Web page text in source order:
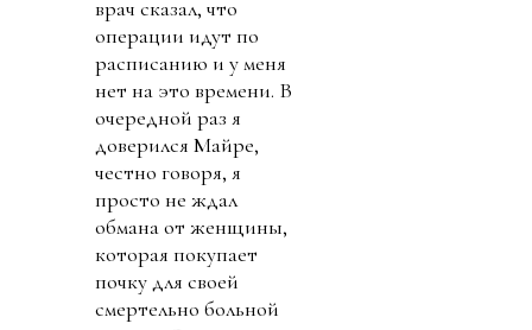
врач сказал, что
операции идут по
расписанию и у меня
нет на это времени. В
очередной раз я
доверился Майре,
честно говоря, я
просто не ждал
обмана от женщины,
которая покупает
почку для своей
смертельно больной